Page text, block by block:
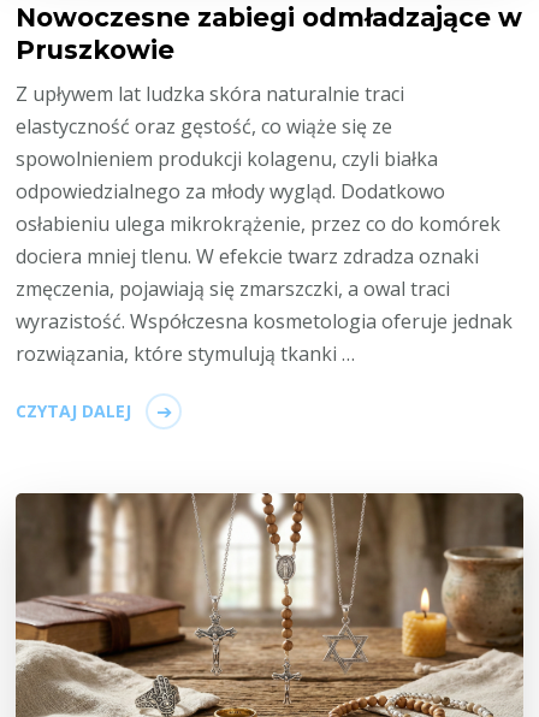
Nowoczesne zabiegi odmładzające w
Pruszkowie
Z upływem lat ludzka skóra naturalnie traci
elastyczność oraz gęstość, co wiąże się ze
spowolnieniem produkcji kolagenu, czyli białka
odpowiedzialnego za młody wygląd. Dodatkowo
osłabieniu ulega mikrokrążenie, przez co do komórek
dociera mniej tlenu. W efekcie twarz zdradza oznaki
zmęczenia, pojawiają się zmarszczki, a owal traci
wyrazistość. Współczesna kosmetologia oferuje jednak
rozwiązania, które stymulują tkanki …
CZYTAJ DALEJ